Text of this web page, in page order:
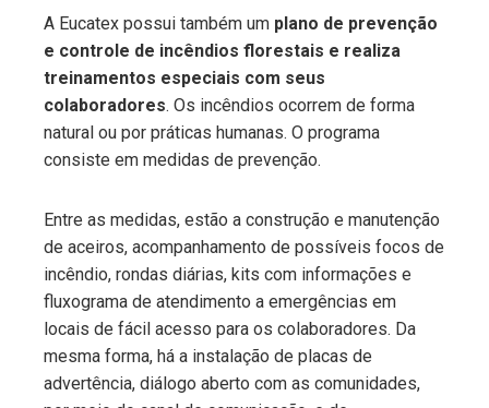
A Eucatex possui também um plano de prevenção
e controle de incêndios florestais e realiza
treinamentos especiais com seus
colaboradores. Os incêndios ocorrem de forma
natural ou por práticas humanas. O programa
consiste em medidas de prevenção.
Entre as medidas, estão a construção e manutenção
de aceiros, acompanhamento de possíveis focos de
incêndio, rondas diárias, kits com informações e
fluxograma de atendimento a emergências em
locais de fácil acesso para os colaboradores. Da
mesma forma, há a instalação de placas de
advertência, diálogo aberto com as comunidades,